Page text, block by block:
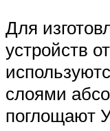
Для
устройств
слоями
поглощают